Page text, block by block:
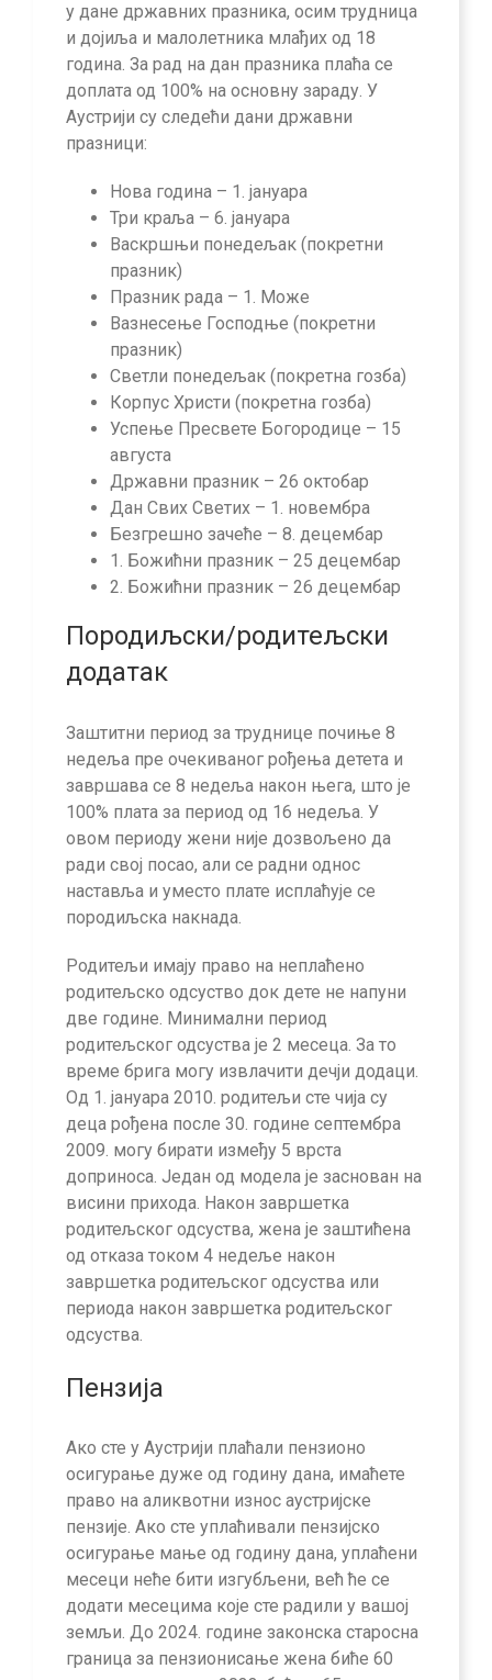
у дане државних празника, осим трудница
и дојиља и малолетника млађих од 18
година. За рад на дан празника плаћа се
доплата од 100% на основну зараду. У
Аустрији су следећи дани државни
празници:
Нова година – 1. јануара
Три краља – 6. јануара
Васкршњи понедељак (покретни
празник)
Празник рада – 1. Може
Вазнесење Господње (покретни
празник)
Светли понедељак (покретна гозба)
Корпус Христи (покретна гозба)
Успење Пресвете Богородице – 15
августа
Државни празник – 26 октобар
Дан Свих Светих – 1. новембра
Безгрешно зачеће – 8. децембар
1. Божићни празник – 25 децембар
2. Божићни празник – 26 децембар
Породиљски/родитељски
додатак
Заштитни период за труднице почиње 8
недеља пре очекиваног рођења детета и
завршава се 8 недеља након њега, што је
100% плата за период од 16 недеља. У
овом периоду жени није дозвољено да
ради свој посао, али се радни однос
наставља и уместо плате исплаћује се
породиљска накнада.
Родитељи имају право на неплаћено
родитељско одсуство док дете не напуни
две године. Минимални период
родитељског одсуства је 2 месеца. За то
време брига могу извлачити дечји додаци.
Од 1. јануара 2010. родитељи сте чија су
деца рођена после 30. године септембра
2009. могу бирати између 5 врста
доприноса. Један од модела је заснован на
висини прихода. Након завршетка
родитељског одсуства, жена је заштићена
од отказа током 4 недеље након
завршетка родитељског одсуства или
периода након завршетка родитељског
одсуства.
Пензија
Ако сте у Аустрији плаћали пензионо
осигурање дуже од годину дана, имаћете
право на аликвотни износ аустријске
пензије. Ако сте уплаћивали пензијско
осигурање мање од годину дана, уплаћени
месеци неће бити изгубљени, већ ће се
додати месецима које сте радили у вашој
земљи. До 2024. године законска старосна
граница за пензионисање жена биће 60